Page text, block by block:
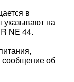
в
указывают на
NE 44.
сообщение об